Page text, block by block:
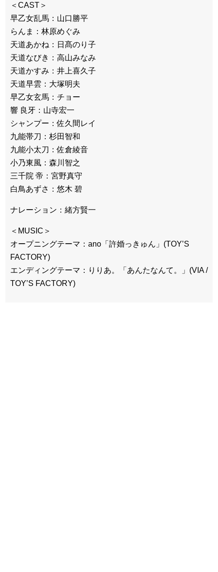
＜CAST＞
早乙女乱馬：山口勝平
らんま：林原めぐみ
天道あかね：日髙のり子
天道なびき：高山みなみ
天道かすみ：井上喜久子
天道早雲：大塚明夫
早乙女玄馬：チョー
響 良牙：山寺宏一
シャンプー：佐久間レイ
九能帯刀：杉田智和
九能小太刀：佐倉綾音
小乃東風：森川智之
三千院 帝：宮野真守
白鳥あずさ：悠木 碧
ナレーション：緒方賢一
＜MUSIC＞
オープニングテーマ：ano「許婚っきゅん」(TOY’S
FACTORY)
エンディングテーマ：りりあ。「あんたなんて。」(VIA /
TOY’S FACTORY)